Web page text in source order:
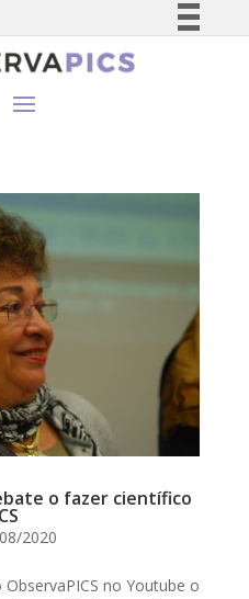
Simplifique!
o fazer científico
2020
no Youtube o